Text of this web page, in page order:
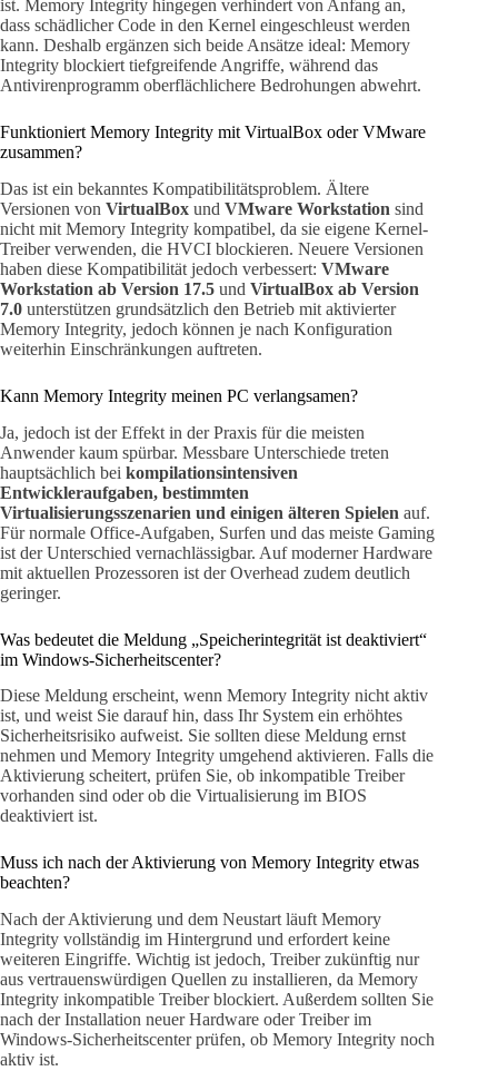
ist. Memory Integrity hingegen verhindert von Anfang an,
dass schädlicher Code in den Kernel eingeschleust werden
kann. Deshalb ergänzen sich beide Ansätze ideal: Memory
Integrity blockiert tiefgreifende Angriffe, während das
Antivirenprogramm oberflächlichere Bedrohungen abwehrt.
Funktioniert Memory Integrity mit VirtualBox oder VMware
zusammen?
Das ist ein bekanntes Kompatibilitätsproblem. Ältere
Versionen von VirtualBox und VMware Workstation sind
nicht mit Memory Integrity kompatibel, da sie eigene Kernel-
Treiber verwenden, die HVCI blockieren. Neuere Versionen
haben diese Kompatibilität jedoch verbessert: VMware
Workstation ab Version 17.5 und VirtualBox ab Version
7.0 unterstützen grundsätzlich den Betrieb mit aktivierter
Memory Integrity, jedoch können je nach Konfiguration
weiterhin Einschränkungen auftreten.
Kann Memory Integrity meinen PC verlangsamen?
Ja, jedoch ist der Effekt in der Praxis für die meisten
Anwender kaum spürbar. Messbare Unterschiede treten
hauptsächlich bei kompilationsintensiven
Entwickleraufgaben, bestimmten
Virtualisierungsszenarien und einigen älteren Spielen auf.
Für normale Office-Aufgaben, Surfen und das meiste Gaming
ist der Unterschied vernachlässigbar. Auf moderner Hardware
mit aktuellen Prozessoren ist der Overhead zudem deutlich
geringer.
Was bedeutet die Meldung „Speicherintegrität ist deaktiviert“
im Windows-Sicherheitscenter?
Diese Meldung erscheint, wenn Memory Integrity nicht aktiv
ist, und weist Sie darauf hin, dass Ihr System ein erhöhtes
Sicherheitsrisiko aufweist. Sie sollten diese Meldung ernst
nehmen und Memory Integrity umgehend aktivieren. Falls die
Aktivierung scheitert, prüfen Sie, ob inkompatible Treiber
vorhanden sind oder ob die Virtualisierung im BIOS
deaktiviert ist.
Muss ich nach der Aktivierung von Memory Integrity etwas
beachten?
Nach der Aktivierung und dem Neustart läuft Memory
Integrity vollständig im Hintergrund und erfordert keine
weiteren Eingriffe. Wichtig ist jedoch, Treiber zukünftig nur
aus vertrauenswürdigen Quellen zu installieren, da Memory
Integrity inkompatible Treiber blockiert. Außerdem sollten Sie
nach der Installation neuer Hardware oder Treiber im
Windows-Sicherheitscenter prüfen, ob Memory Integrity noch
aktiv ist.